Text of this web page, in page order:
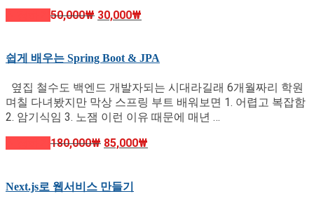
50,000₩ 30,000₩
쉽게 배우는 Spring Boot & JPA
옆집 철수도 백엔드 개발자되는 시대라길래 6개월짜리 학원
며칠 다녀봤지만 막상 스프링 부트 배워보면 1. 어렵고 복잡함
2. 암기식임 3. 노잼 이런 이유 때문에 매년 …
180,000₩ 85,000₩
Next.js로 웹서비스 만들기